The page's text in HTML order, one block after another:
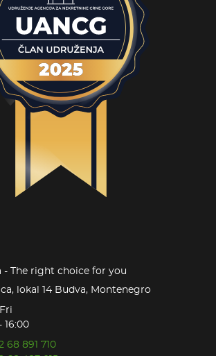
- The right choice for you
lokal 14 Budva, Montenegro
16:00
68 891 710